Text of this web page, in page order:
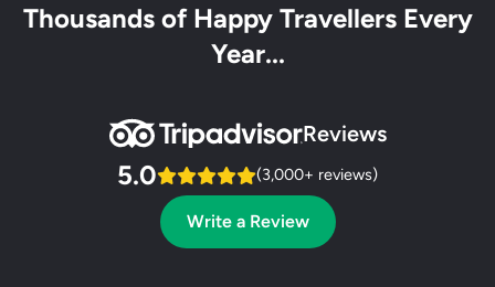
Thousands of Happy Travellers Every
Year...
Reviews
5.0 (3,000+ reviews)
Write a Review